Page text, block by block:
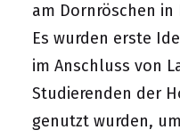
am Dornröschen
Es wurden erste
im Anschluss von
Studierenden der
genutzt wurden,